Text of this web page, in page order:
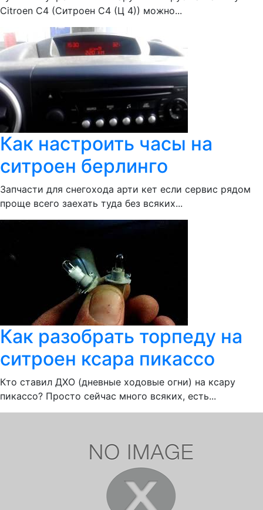
Citroen С4 (Ситроен С4 (Ц 4)) можно...
Как настроить часы на
ситроен берлинго
Запчасти для снегохода арти кет если сервис рядом
проще всего заехать туда без всяких...
Как разобрать торпеду на
ситроен ксара пикассо
Кто ставил ДХО (дневные ходовые огни) на ксару
пикассо? Просто сейчас много всяких, есть...